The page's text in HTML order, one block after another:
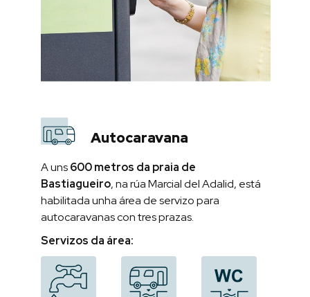
Autocaravana
A uns600 metros da praia de
Bastiagueiro, na rúa Marcial del Adalid, está
habilitada unha área de servizo para
autocaravanas con tres prazas.
Servizos da área: